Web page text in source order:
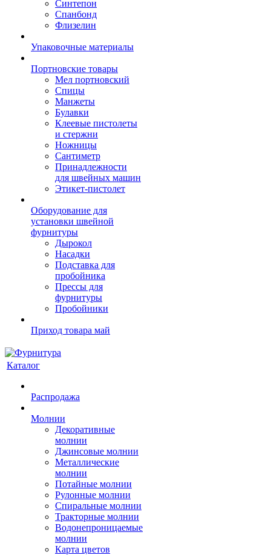
Синтепон
Спанбонд
Флизелин
Упаковочные материалы
Портновские товары
Мел портновский
Спицы
Манжеты
Булавки
Клеевые пистолеты
и стержни
Ножницы
Сантиметр
Принадлежности
для швейных машин
Этикет-пистолет
Оборудование для
установки швейной
фурнитуры
Дырокол
Насадки
Подставка для
пробойника
Прессы для
фурнитуры
Пробойники
Приход товара май
Каталог
Распродажа
Молнии
Декоративные
молнии
Джинсовые молнии
Металлические
молнии
Потайные молнии
Рулонные молнии
Спиральные молнии
Тракторные молнии
Водонепроницаемые
молнии
Карта цветов